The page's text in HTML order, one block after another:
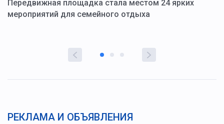
Передвижная площадка стала местом 24 ярких
мероприятий для семейного отдыха
РЕКЛАМА И ОБЪЯВЛЕНИЯ